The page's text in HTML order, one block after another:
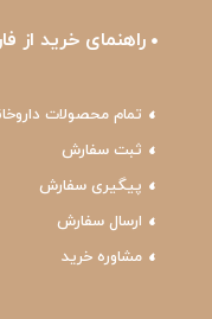
راهنمای خرید از
تمام محصولات
ثبت سفارش
پیگیری سفارش
ارسال سفارش
مشاوره خرید